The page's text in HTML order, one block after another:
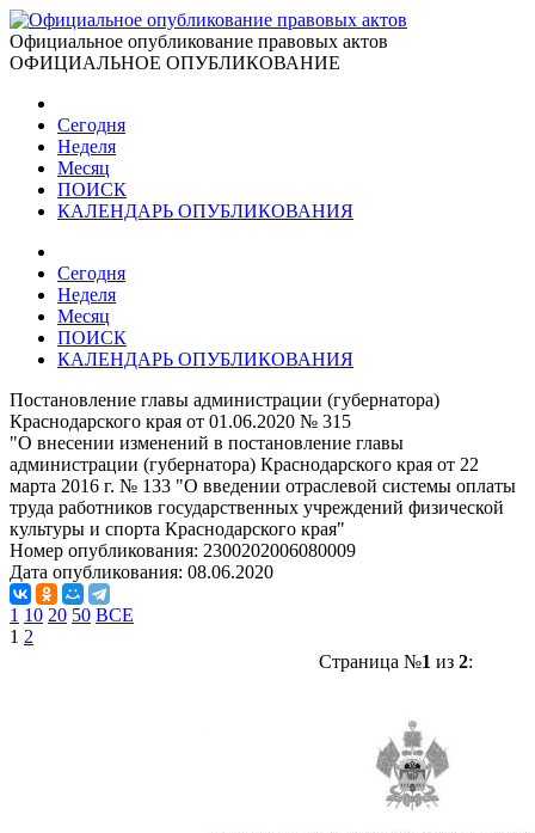
Официальное опубликование правовых актов
ОФИЦИАЛЬНОЕ ОПУБЛИКОВАНИЕ
Сегодня
Неделя
Месяц
ПОИСК
КАЛЕНДАРЬ ОПУБЛИКОВАНИЯ
Сегодня
Неделя
Месяц
ПОИСК
КАЛЕНДАРЬ ОПУБЛИКОВАНИЯ
Постановление главы администрации (губернатора)
Краснодарского края от 01.06.2020 № 315
"О внесении изменений в постановление главы
администрации (губернатора) Краснодарского края от 22
марта 2016 г. № 133 "О введении отраслевой системы оплаты
труда работников государственных учреждений физической
культуры и спорта Краснодарского края"
Номер опубликования: 2300202006080009
Дата опубликования: 08.06.2020
1 10 20 50 ВСЕ
1 2
Страница №1 из 2: